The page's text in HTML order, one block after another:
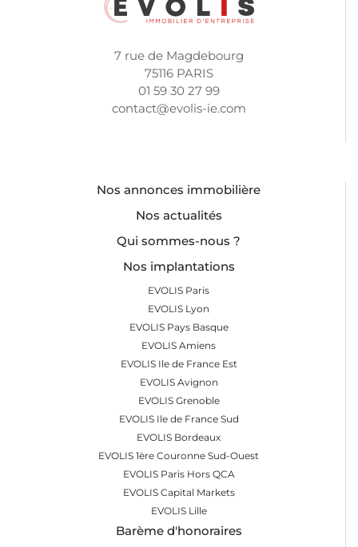
7 rue de Magdebourg
75116 PARIS
01 59 30 27 99
contact@evolis-ie.com
Nos annonces immobilière
Nos actualités
Qui sommes-nous ?
Nos implantations
EVOLIS Paris
EVOLIS Lyon
EVOLIS Pays Basque
EVOLIS Amiens
EVOLIS Ile de France Est
EVOLIS Avignon
EVOLIS Grenoble
EVOLIS Ile de France Sud
EVOLIS Bordeaux
EVOLIS 1ère Couronne Sud-Ouest
EVOLIS Paris Hors QCA
EVOLIS Capital Markets
EVOLIS Lille
Barème d'honoraires